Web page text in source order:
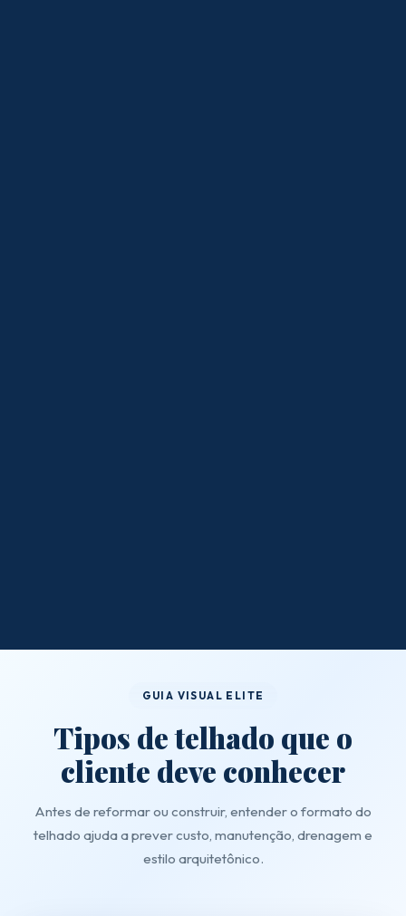
GUIA VISUAL ELITE
Tipos de telhado que o
cliente deve conhecer
Antes de reformar ou construir, entender o formato do
telhado ajuda a prever custo, manutenção, drenagem e
estilo arquitetônico.